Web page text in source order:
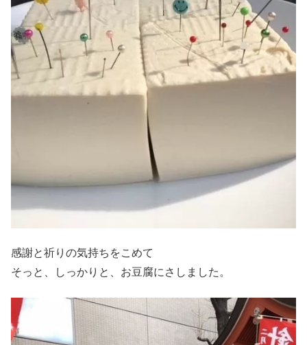
感謝と祈りの気持ちをこめて
そっと、しっかりと、お豆腐にさしました。